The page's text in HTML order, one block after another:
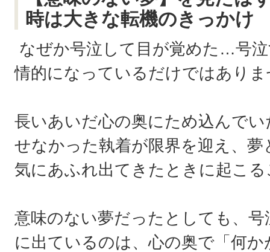
時は大きな転機のきっかけ
なぜか号泣して目が覚めた…号
情的になっているだけではあり
長いあいだ心の奥にため込んで
せなかった執着が限界を迎え、
気にあふれ出てきたときに起こ
意味のない夢だったとしても、
に出ているのは、心の奥で「何